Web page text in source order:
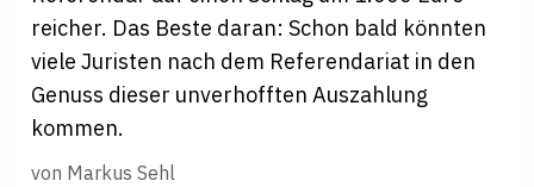
reicher. Das Beste daran: Schon bald könnten
viele Juristen nach dem Referendariat in den
Genuss dieser unverhofften Auszahlung
kommen.
von Markus Sehl